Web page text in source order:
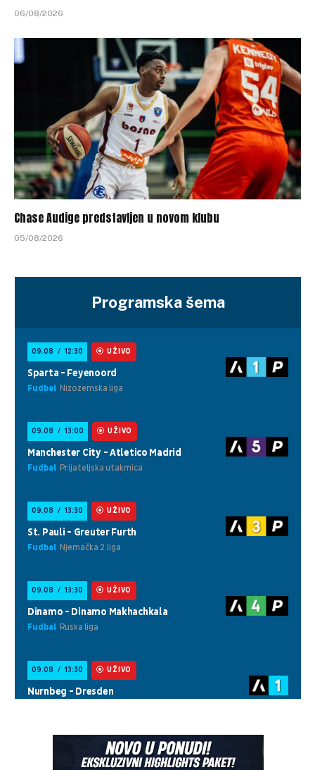
06/08/2026
Chase Audige predstavljen u novom klubu
05/08/2026
Programska šema